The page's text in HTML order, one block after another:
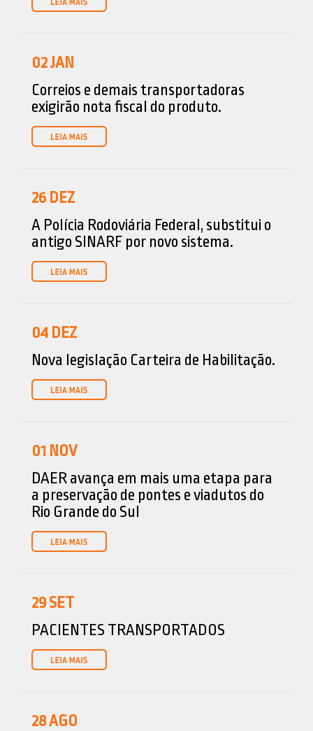
02JAN
Correios e demais transportadoras
exigirão nota fiscal do produto.
26 DEZ
A Polícia Rodoviária Federal, substitui o
antigo SINARF por novo sistema.
04 DEZ
Nova legislação Carteira de Habilitação.
01 NOV
DAER avança em mais uma etapa para
a preservação de pontes e viadutos do
Rio Grande do Sul
29SET
PACIENTES TRANSPORTADOS
28AGO